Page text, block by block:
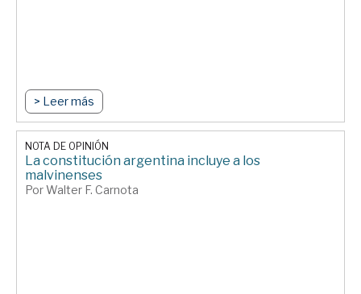
> Leer más
NOTA DE OPINIÓN
La constitución argentina incluye a los
malvinenses
Por Walter F. Carnota